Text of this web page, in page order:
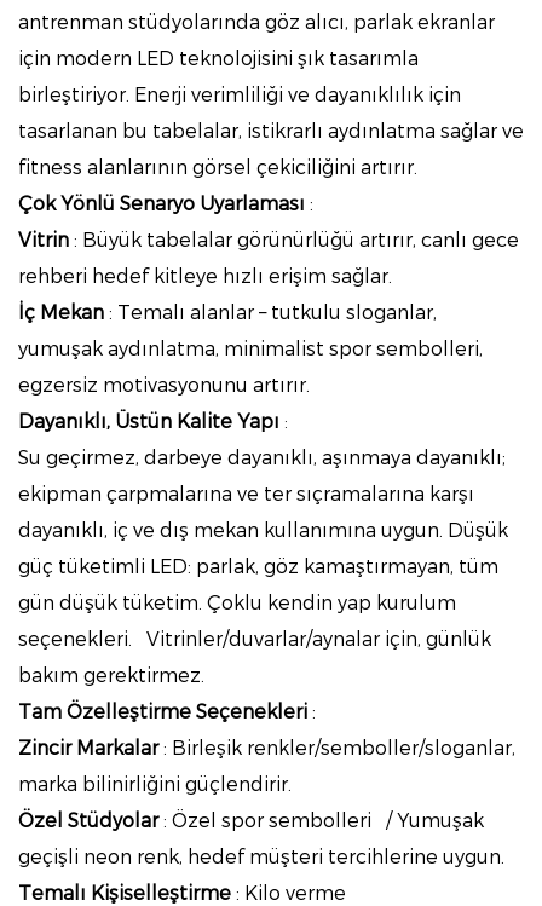
antrenman stüdyolarında göz alıcı, parlak ekranlar
için modern LED teknolojisini şık tasarımla
birleştiriyor. Enerji verimliliği ve dayanıklılık için
tasarlanan bu tabelalar, istikrarlı aydınlatma sağlar ve
fitness alanlarının görsel çekiciliğini artırır.
Çok Yönlü Senaryo Uyarlaması :
Vitrin : Büyük tabelalar görünürlüğü artırır, canlı gece
rehberi hedef kitleye hızlı erişim sağlar.
İç Mekan : Temalı alanlar – tutkulu sloganlar,
yumuşak aydınlatma, minimalist spor sembolleri,
egzersiz motivasyonunu artırır.
Dayanıklı, Üstün Kalite Yapı :
Su geçirmez, darbeye dayanıklı, aşınmaya dayanıklı;
ekipman çarpmalarına ve ter sıçramalarına karşı
dayanıklı, iç ve dış mekan kullanımına uygun. Düşük
güç tüketimli LED: parlak, göz kamaştırmayan, tüm
gün düşük tüketim. Çoklu kendin yap kurulum
seçenekleri.
Vitrinler/duvarlar/aynalar için, günlük
bakım gerektirmez.
Tam Özelleştirme Seçenekleri :
Zincir Markalar: Birleşik renkler/semboller/sloganlar,
marka bilinirliğini güçlendirir.
Özel Stüdyolar: Özel spor sembolleri
/ Yumuşak
geçişli neon renk, hedef müşteri tercihlerine uygun.
Temalı Kişiselleştirme : Kilo verme